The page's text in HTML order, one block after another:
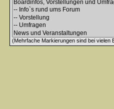
(Mehrfache Markierungen sind bei